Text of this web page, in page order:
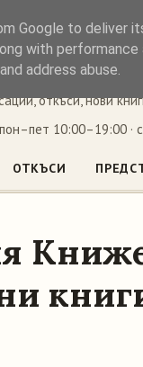
откъси, нови
пон–пет 10:00–19:00 ·
ОТКЪСИ
Google to deliver
with
address abuse.